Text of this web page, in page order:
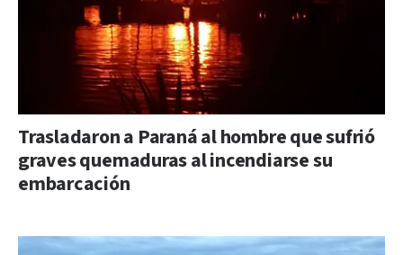
Trasladaron a Paraná al hombre que sufrió
graves quemaduras al incendiarse su
embarcación